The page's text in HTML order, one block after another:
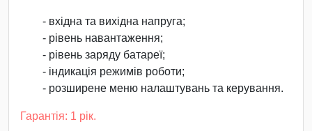
- вхідна та вихідна напруга;
- рівень навантаження;
- рівень заряду батареї;
- індикація режимів роботи;
- розширене меню налаштувань та керування.
Гарантія: 1 рік.